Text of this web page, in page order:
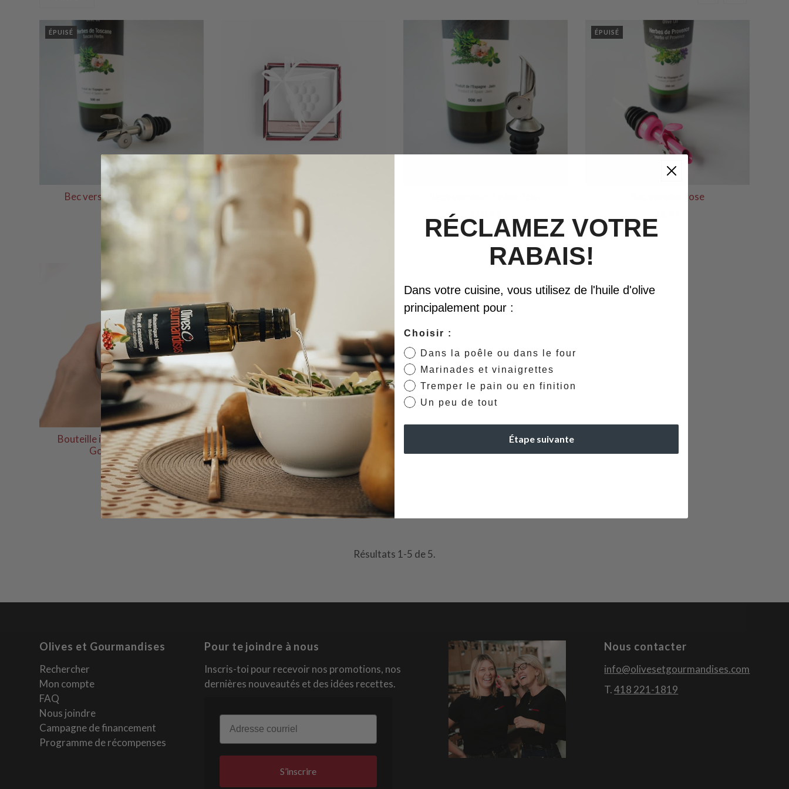
ÉPUISÉ
Bec verseur débit régulier
$9.99
Assiette à mouillette
$12.99
ÉPUISÉ
Bec verseur rose
Bouteille isotherme Olives et
Gourmandises
$14.95
Résultats 1-5 de 5.
Olives et Gourmandises
Rechercher
Mon compte
FAQ
Nous joindre
Campagne de financement
Programme de récompenses
Pour te joindre à nous
Inscris-toi pour recevoir nos promotions, nos
dernières nouveautés et des idées recettes.
Email
S’inscrire
Nous contacter
info@olivesetgourmandises.com
T.418 221-1819
RÉCLAMEZ VOTRE
RABAIS!
Dans votre cuisine, vous utilisez de l'huile d'olive
principalement pour :
Choisir :
Dans la poêle ou dans le four
Marinades et vinaigrettes
Tremper le pain ou en finition
Un peu de tout
Étape suivante